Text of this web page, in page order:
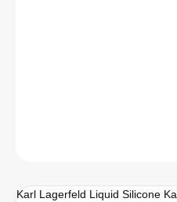
Karl Lagerfeld Liquid Silicone